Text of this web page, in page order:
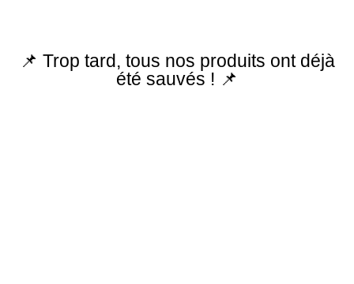
📌 Trop tard, tous nos produits ont déjà
été sauvés ! 📌